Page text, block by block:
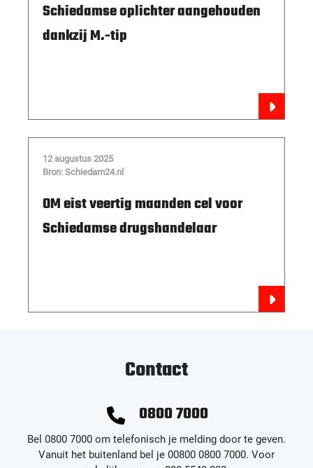
Schiedamse oplichter aangehouden
dankzij M.-tip
12 augustus 2025
Bron: Schiedam24.nl
OM eist veertig maanden cel voor
Schiedamse drugshandelaar
Contact
0800 7000
Bel 0800 7000 om telefonisch je melding door te geven.
Vanuit het buitenland bel je 00800 0800 7000. Voor